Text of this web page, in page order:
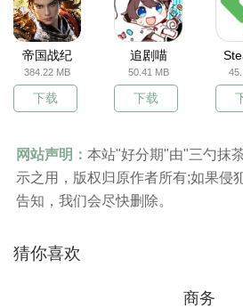
帝国战纪
384.22 MB
下载
追剧喵
50.41 MB
下载
网站声明： 本站"好分期"由"三勺抹
示之用，版权归原作者所有;如果侵
告知，我们会尽快删除。
猜你喜欢
商务